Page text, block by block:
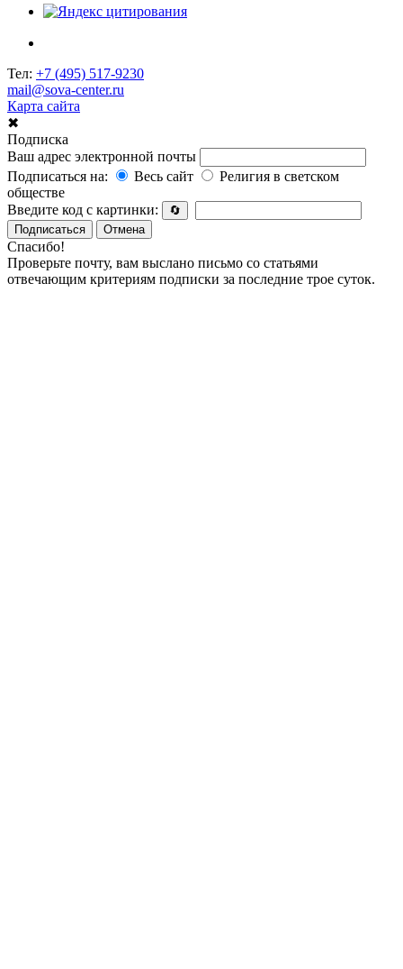
Тел: +7 (495) 517-9230
mail@sova-center.ru
Карта сайта
✖
Подписка
Ваш адрес электронной почты
Подписаться на:
Весь сайт
Религия в светском
обществе
Введите код с картинки:
🔄
Подписаться
Отмена
Спасибо!
Проверьте почту, вам выслано письмо со статьями
отвечающим критериям подписки за последние трое суток.